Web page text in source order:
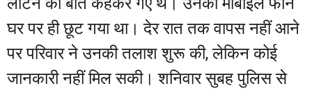
घर पर ही छूट गया था। देर रात तक वापस नहीं आने
पर परिवार ने उनकी तलाश शुरू की, लेकिन कोई
जानकारी नहीं मिल सकी। शनिवार सुबह पुलिस से